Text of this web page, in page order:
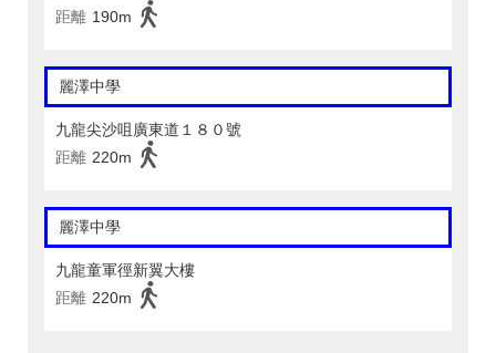
距離 190m
麗澤中學
九龍尖沙咀廣東道１８０號
距離 220m
麗澤中學
九龍童軍徑新翼大樓
距離 220m